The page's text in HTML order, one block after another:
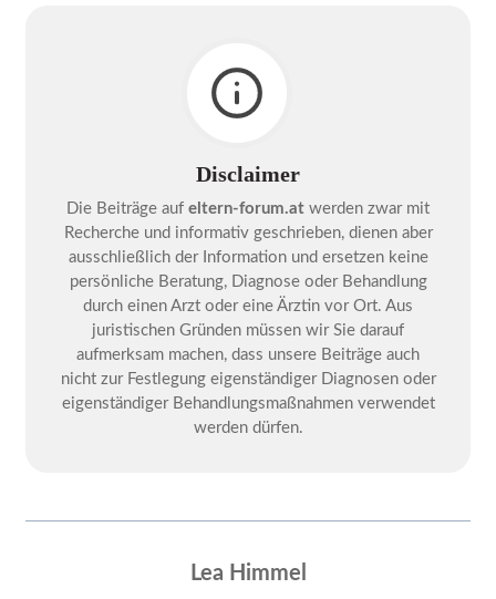
Disclaimer
Die Beiträge auf eltern-forum.at werden zwar mit
Recherche und informativ geschrieben, dienen aber
ausschließlich der Information und ersetzen keine
persönliche Beratung, Diagnose oder Behandlung
durch einen Arzt oder eine Ärztin vor Ort. Aus
juristischen Gründen müssen wir Sie darauf
aufmerksam machen, dass unsere Beiträge auch
nicht zur Festlegung eigenständiger Diagnosen oder
eigenständiger Behandlungsmaßnahmen verwendet
werden dürfen.
Lea Himmel